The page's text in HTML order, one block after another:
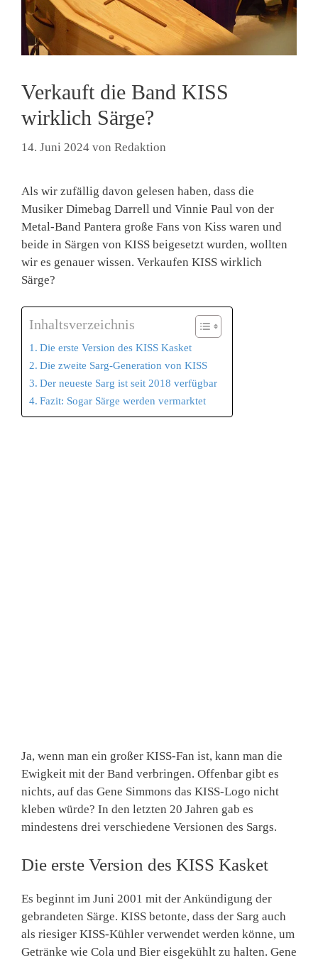
Verkauft die Band KISS
wirklich Särge?
14. Juni 2024 von Redaktion
Als wir zufällig davon gelesen haben, dass die
Musiker Dimebag Darrell und Vinnie Paul von der
Metal-Band Pantera große Fans von Kiss waren und
beide in Särgen von KISS beigesetzt wurden, wollten
wir es genauer wissen. Verkaufen KISS wirklich
Särge?
Inhaltsverzeichnis
Die erste Version des KISS Kasket
Die zweite Sarg-Generation von KISS
Der neueste Sarg ist seit 2018 verfügbar
Fazit: Sogar Särge werden vermarktet
Ja, wenn man ein großer KISS-Fan ist, kann man die
Ewigkeit mit der Band verbringen. Offenbar gibt es
nichts, auf das Gene Simmons das KISS-Logo nicht
kleben würde? In den letzten 20 Jahren gab es
mindestens drei verschiedene Versionen des Sargs.
Die erste Version des KISS Kasket
Es beginnt im Juni 2001 mit der Ankündigung der
gebrandeten Särge. KISS betonte, dass der Sarg auch
als riesiger KISS-Kühler verwendet werden könne, um
Getränke wie Cola und Bier eisgekühlt zu halten. Gene